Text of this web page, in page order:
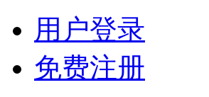
用户登录
免费注册